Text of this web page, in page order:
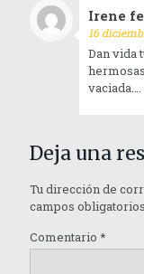
Irene
16
Dan vida
vaciada….
Deja una
Tu dirección de
campos
Comentario *